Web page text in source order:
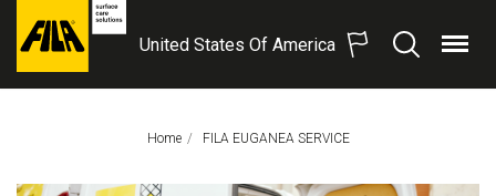
FILA
United States Of America
SuchenMenü
Home Aktuelle Seite:
FILA EUGANEA SERVICE